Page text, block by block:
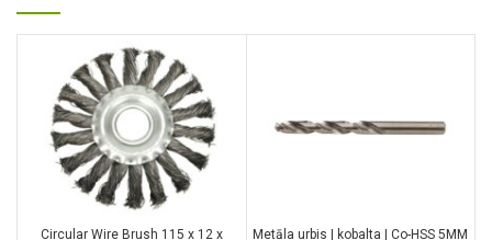
Circular Wire Brush 115 x 12 x
Metāla urbis | kobalta | Co-HSS 5MM